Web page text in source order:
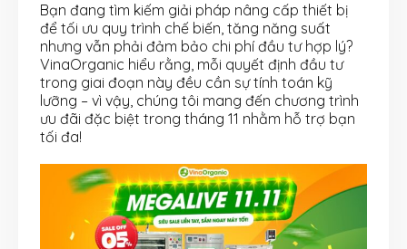
Bạn đang tìm kiếm giải pháp nâng cấp thiết bị
để tối ưu quy trình chế biến, tăng năng suất
nhưng vẫn phải đảm bảo chi phí đầu tư hợp lý?
VinaOrganic hiểu rằng, mỗi quyết định đầu tư
trong giai đoạn này đều cần sự tính toán kỹ
lưỡng – vì vậy, chúng tôi mang đến chương trình
ưu đãi đặc biệt trong tháng 11 nhằm hỗ trợ bạn
tối đa!